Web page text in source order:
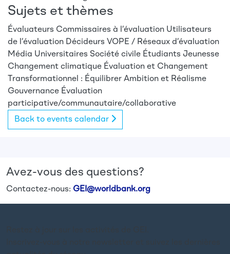
Sujets et thèmes
Évaluateurs Commissaires à l’évaluation Utilisateurs
de l’évaluation Décideurs VOPE / Réseaux d’évaluation
Média Universitaires Société civile Étudiants Jeunesse
Changement climatique Évaluation et Changement
Transformationnel : Équilibrer Ambition et Réalisme
Gouvernance Évaluation
participative/communautaire/collaborative
Back to events calendar
Avez-vous des questions?
Contactez-nous: GEI@worldbank.org